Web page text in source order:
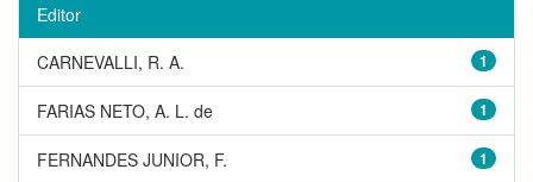
Editor
1
CARNEVALLI, R. A.
1
FARIAS NETO, A. L. de
1
FERNANDES JUNIOR, F.